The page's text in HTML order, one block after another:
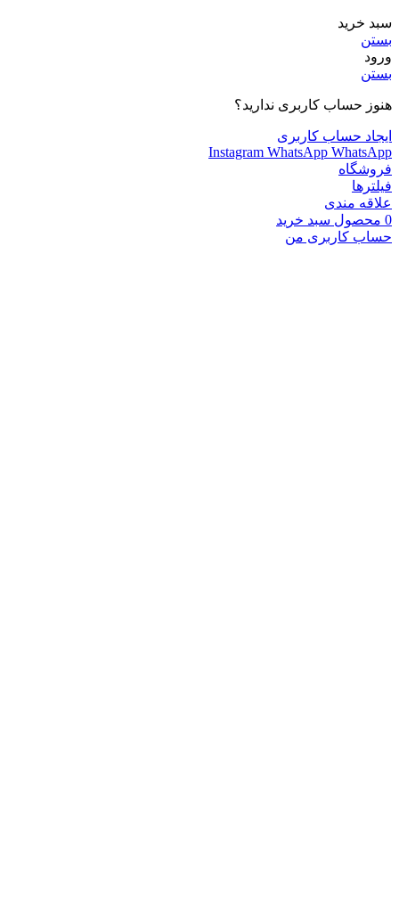
سبد خرید
بستن
ورود
بستن
هنوز حساب کاربری ندارید؟
ایجاد حساب کاربری
Instagram WhatsApp WhatsApp
فروشگاه
فیلترها
علاقه مندی
0 محصول سبد خرید
حساب کاربری من